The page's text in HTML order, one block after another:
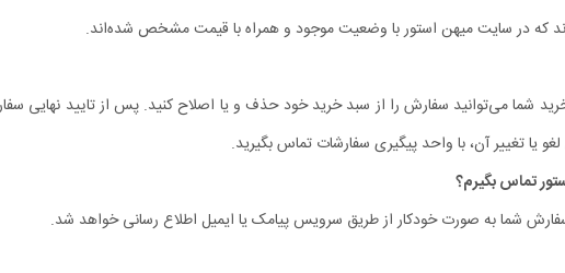
که در سایت میهن استور با وضعیت موجود و همراه با قیمت مشخص شده‌‏اند.
شما می‌توانید سفارش را از سبد خرید خود حذف و یا اصلاح کنید. پس از تایید نهایی
یا تغییر آن، با واحد پیگیری سفارشات تماس بگیرید.
شما به صورت خودکار از طریق سرویس پیامک یا ایمیل اطلاع‏ رسانی خواهد شد.